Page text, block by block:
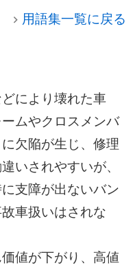
用語集一覧に戻る
により壊れた車
ムやクロスメンバ
欠陥が生じ、修理
いされやすいが、
支障が出ないバン
車扱いはされな
値が下がり、高値